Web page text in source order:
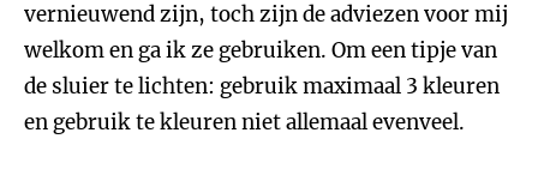
vernieuwend zijn, toch zijn de adviezen voor mij
welkom en ga ik ze gebruiken. Om een tipje van
de sluier te lichten: gebruik maximaal 3 kleuren
en gebruik te kleuren niet allemaal evenveel.